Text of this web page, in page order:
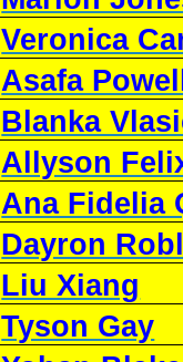
Veronica
Asafa Powell
Blanka
Allyson
Ana Fidelia
Dayron
Liu Xiang
Tyson Gay